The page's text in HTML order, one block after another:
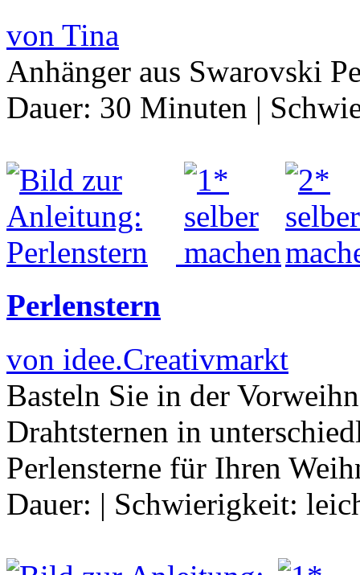
von Tina
Anhänger aus Swarovski
Dauer: 30 Minuten |
Perlenstern
von idee.Creativmarkt
Basteln Sie in der
Drahtsternen in
Perlensterne für Ihren
Dauer: | Schwierigkeit: